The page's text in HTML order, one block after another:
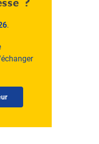
.